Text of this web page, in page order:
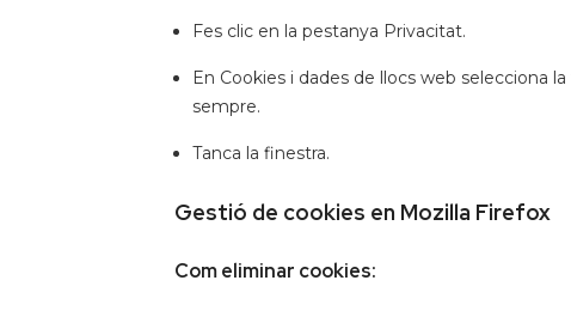
Fes clic en la pestanya Privacitat.
En Cookies i dades de llocs web selecciona
sempre.
Tanca la finestra.
Gestió de cookies en Mozilla Firefox
Com eliminar cookies: